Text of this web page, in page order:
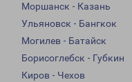
Моршанск - Казань
Ульяновск - Бангкок
Могилев - Батайск
Борисоглебск - Губкин
Киров - Чехов